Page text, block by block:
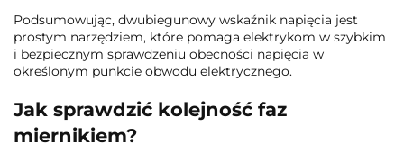
Podsumowując, dwubiegunowy wskaźnik napięcia jest
prostym narzędziem, które pomaga elektrykom w szybkim
i bezpiecznym sprawdzeniu obecności napięcia w
określonym punkcie obwodu elektrycznego.
Jak sprawdzić kolejność faz
miernikiem?